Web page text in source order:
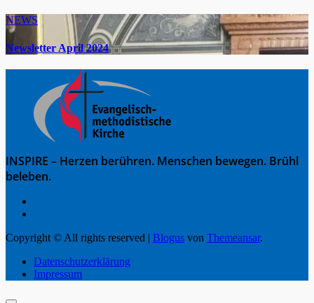
NEWS
Newsletter April 2024
INSPIRE – Herzen berühren. Menschen bewegen. Brühl
beleben.
Copyright © All rights reserved | Blogus von Themeansar.
Datenschutzerklärung
Impressum